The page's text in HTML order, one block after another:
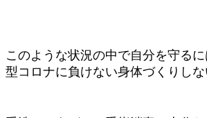
このような状況の中で自分を守る
型コロナに負けない身体づくりしな